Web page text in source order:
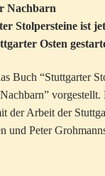
Nachbarn
Stolpersteine ist
Osten
Buch “Stuttgarter
vorgestellt.
der Arbeit der
und Peter